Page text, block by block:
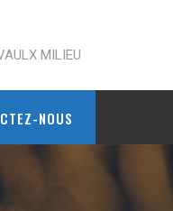
MILIEU
NOUS